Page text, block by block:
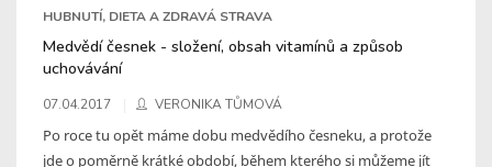
HUBNUTÍ, DIETA A ZDRAVÁ STRAVA
Medvědí česnek - složení, obsah vitamínů a způsob
uchovávání
07.04.2017 VERONIKA TŮMOVÁ
Po roce tu opět máme dobu medvědího česneku, a protože
jde o poměrně krátké období, během kterého si můžeme jít